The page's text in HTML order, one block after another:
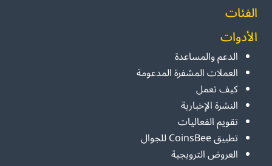
الفئات
الأدوات
الدعم والمساعدة
العملات المشفرة المدعومة
كيف تعمل
النشرة الإخبارية
تقويم الفعاليات
تطبيق CoinsBee للجوال
العروض الترويجية